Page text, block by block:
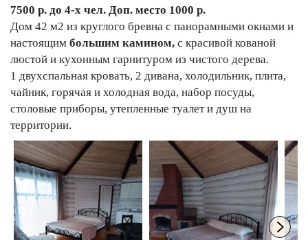
7500 р. до 4-х чел. Доп. место 1000 р.
Дом 42 м2 из круглого бревна с панорамными окнами и
настоящим большим камином, с красивой кованой
люстой и кухонным гарнитуром из чистого дерева.
1 двухспальная кровать, 2 дивана, холодильник, плита,
чайник, горячая и холодная вода, набор посуды,
столовые приборы, утепленные туалет и душ на
территории.